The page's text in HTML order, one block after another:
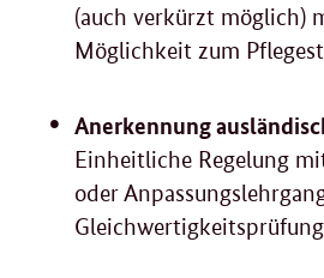
(auch verkürzt möglich)
Möglichkeit zum
Anerkennung
Einheitliche Regelung
oder
Gleichwertigkeitsprüfung